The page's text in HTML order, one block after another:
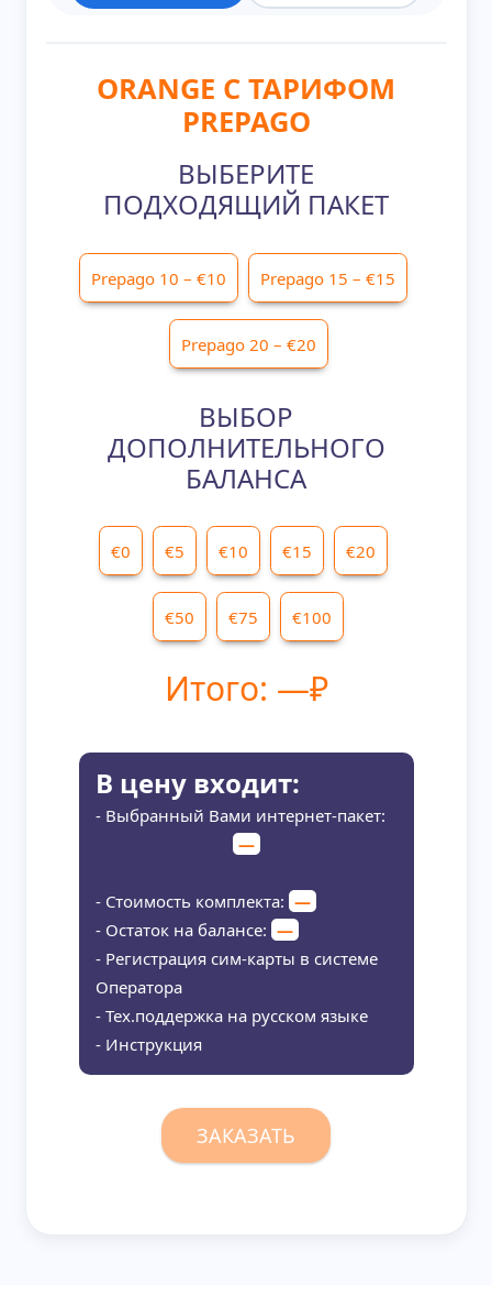
ORANGE С ТАРИФОМ
PREPAGO
ВЫБЕРИТЕ
ПОДХОДЯЩИЙ ПАКЕТ
ВЫБОР
ДОПОЛНИТЕЛЬНОГО
БАЛАНСА
Итого: —₽
В цену входит:
- Выбранный Вами интернет-пакет:
—
- Стоимость комплекта: —
- Остаток на балансе: —
- Регистрация сим-карты в системе
Оператора
- Тех.поддержка на русском языке
- Инструкция
ЗАКАЗАТЬ